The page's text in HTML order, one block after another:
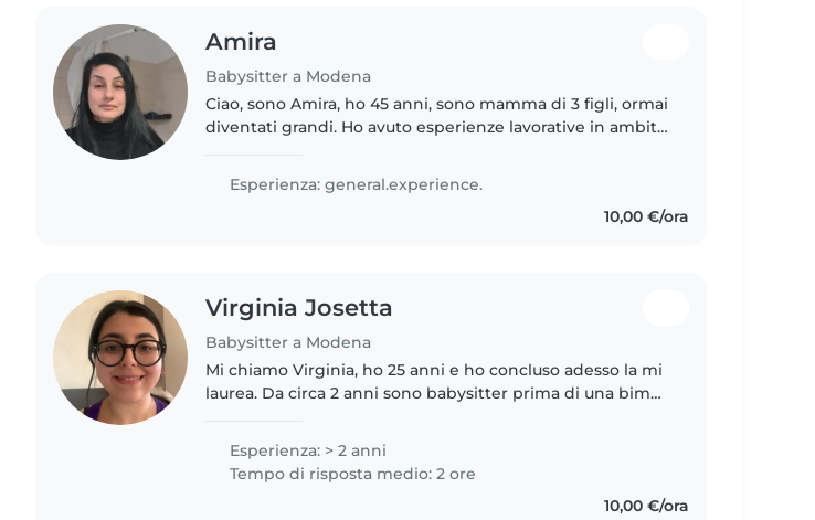
Amira
Babysitter a Modena
Ciao, sono Amira, ho 45 anni, sono mamma di 3 figli, ormai
diventati grandi. Ho avuto esperienze lavorative in ambito
disponibilità..
Esperienza: general.experience.
10,00 €/ora
Virginia Josetta
Babysitter a Modena
Mi chiamo Virginia, ho 25 anni e ho concluso adesso la mi
laurea. Da circa 2 anni sono babysitter prima di una bimba
notturni..
Esperienza: > 2 anni
Tempo di risposta medio: 2 ore
10,00 €/ora